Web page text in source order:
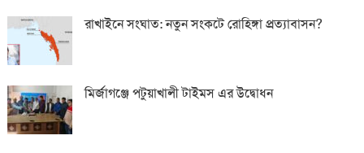
রাখাইনে সংঘাত: নতুন সংকটে রোহিঙ্গা প্রত্যাবাসন?
মির্জাগঞ্জে পটুয়াখালী টাইমস এর উদ্বোধন